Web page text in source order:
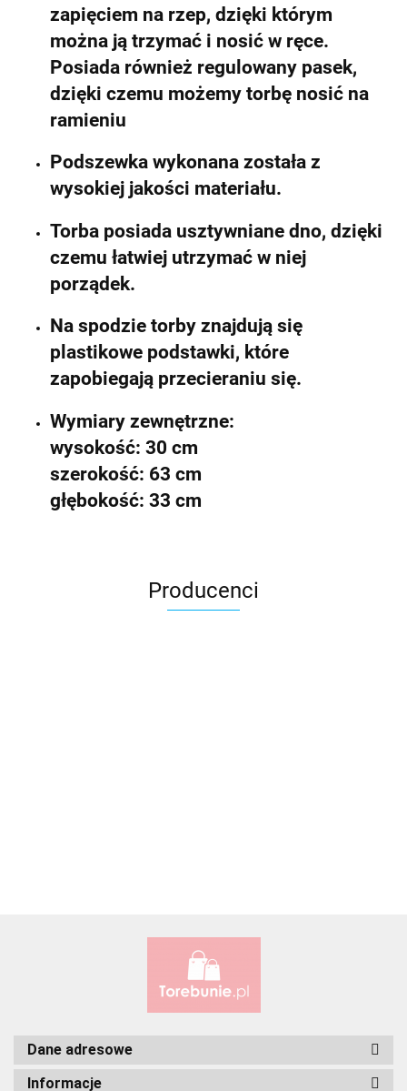
zapięciem na rzep, dzięki którym
można ją trzymać i nosić w ręce.
Posiada również regulowany pasek,
dzięki czemu możemy torbę nosić na
ramieniu
Podszewka wykonana została z
wysokiej jakości materiału.
Torba posiada usztywniane dno, dzięki
czemu łatwiej utrzymać w niej
porządek.
Na spodzie torby znajdują się
plastikowe podstawki, które
zapobiegają przecieraniu się.
Wymiary zewnętrzne:
wysokość: 30 cm
szerokość: 63 cm
głębokość: 33 cm
Producenci
Alessandro Paoli
Dane adresowe
Informacje